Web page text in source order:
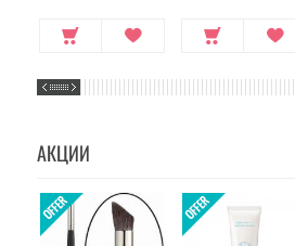
АКЦИИ